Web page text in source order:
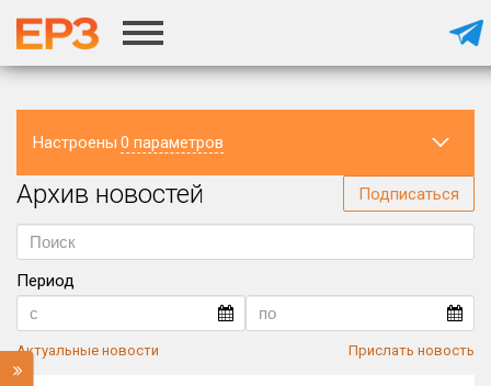
Настроены 0 параметров
Регион
Архив новостей Подписаться
Период
Актуальные новости Прислать новость